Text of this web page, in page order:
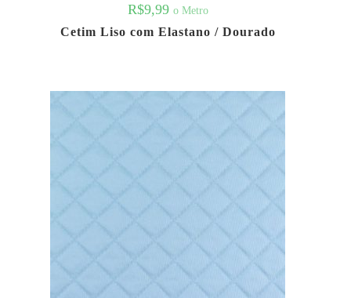
R$9,99 o Metro
Cetim Liso com Elastano / Dourado